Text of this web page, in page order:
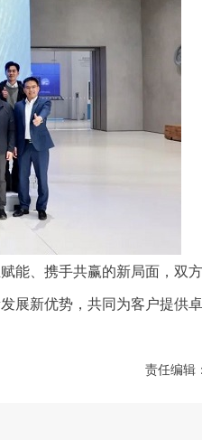
、携手共赢的新局面，双
展新优势，共同为客户提供
责任编辑